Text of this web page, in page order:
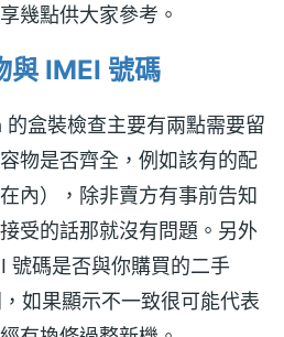
幾點供大家參考。
與 IMEI 號碼
盒裝檢查主要有兩點需要留
物是否齊全，例如該有的配
內），除非賣方有事前告知
受的話那就沒有問題。另外
號碼是否與你購買的二手
如果顯示不一致很可能代表